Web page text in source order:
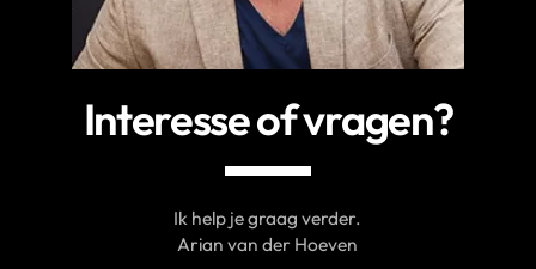
Interesse of vragen?
Ik help je graag verder.
Arian van der Hoeven